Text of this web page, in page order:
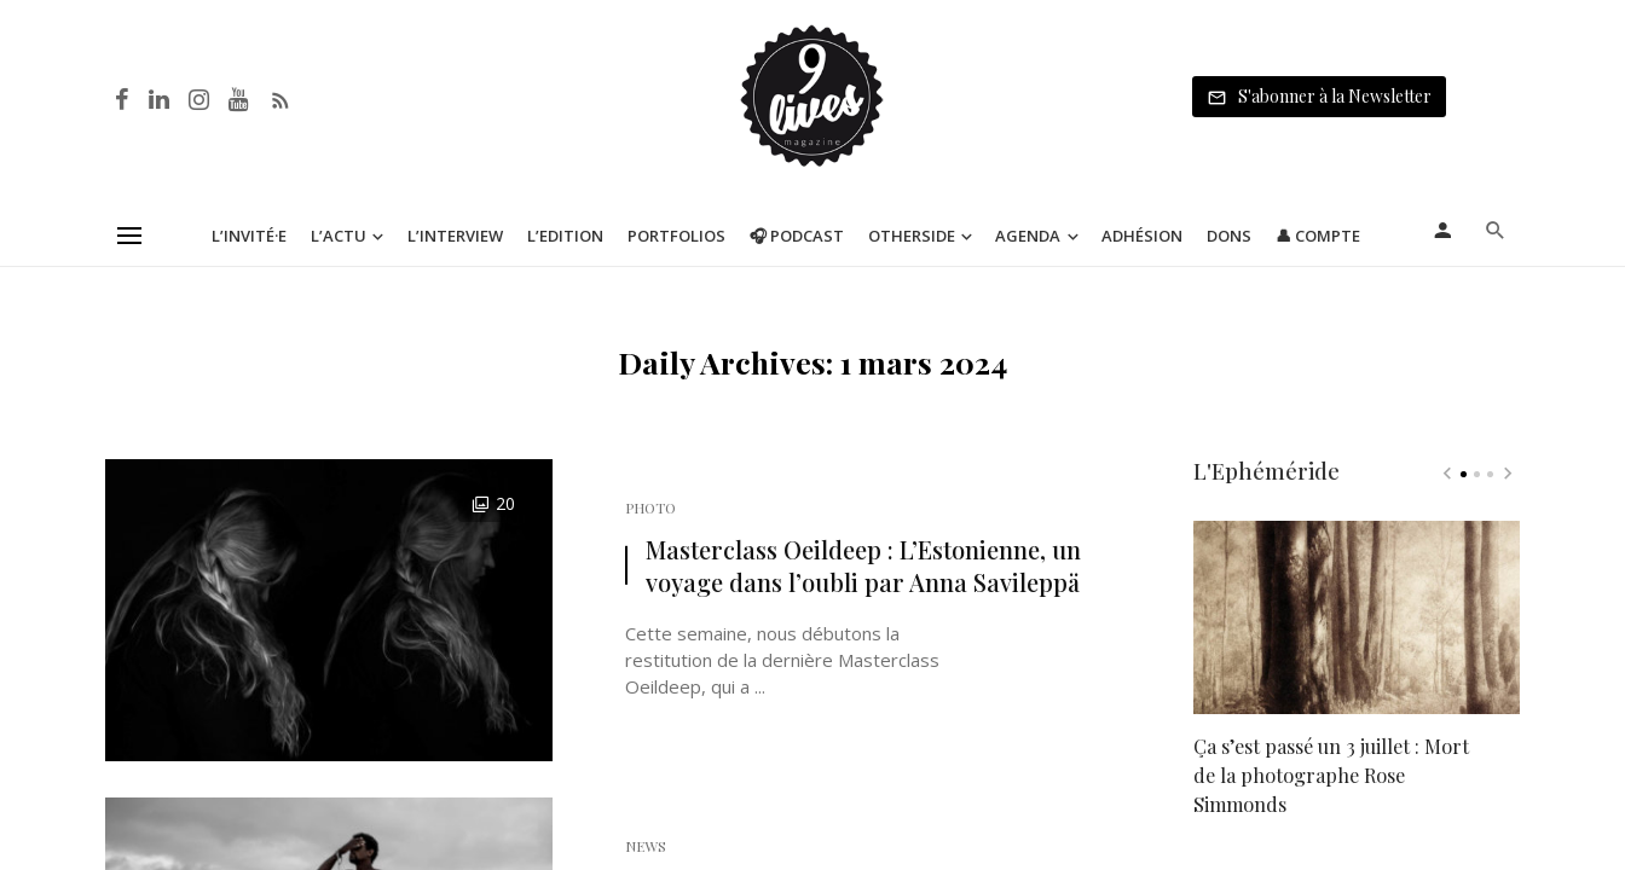
S'abonner à la Newsletter
L’INVITÉ·E L’ACTU L’INTERVIEW L’EDITION PORTFOLIOS 🎧 PODCAST OTHERSIDE AGENDA ADHÉSION DONS 👤 COMPTE
Daily Archives: 1 mars 2024
20 PHOTO
Masterclass Oeildeep : L’Estonienne, un
voyage dans l’oubli par Anna Savileppä
Cette semaine, nous débutons la
restitution de la dernière Masterclass
Oeildeep, qui a ...
NEWS
L'Ephéméride
Ça s’est passé un 3 juillet : Mort
de la photographe Rose
Simmonds